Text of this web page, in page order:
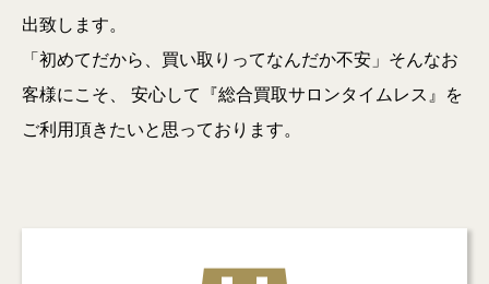
出致します。
「初めてだから、買い取りってなんだか不安」そんなお
客様にこそ、
安心して『総合買取サロンタイムレス』を
ご利用頂きたいと思っております。